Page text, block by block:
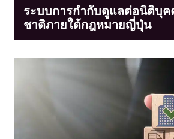
ระบบการกำกับดูแลต่อนิติบุค
ชาติภายใต้กฎหมายญี่ปุ่น